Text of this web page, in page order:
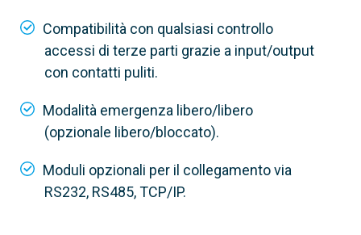
Compatibilità con qualsiasi controllo
accessi di terze parti grazie a input/output
con contatti puliti.
Modalità emergenza libero/libero
(opzionale libero/bloccato).
Moduli opzionali per il collegamento via
RS232, RS485, TCP/IP.